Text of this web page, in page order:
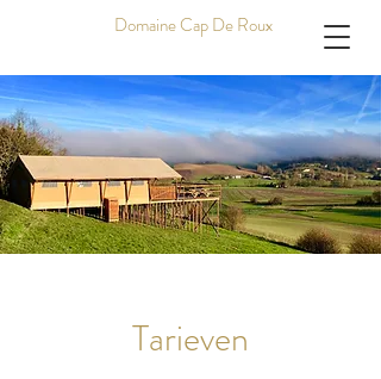
Domaine Cap De Roux
Tarieven